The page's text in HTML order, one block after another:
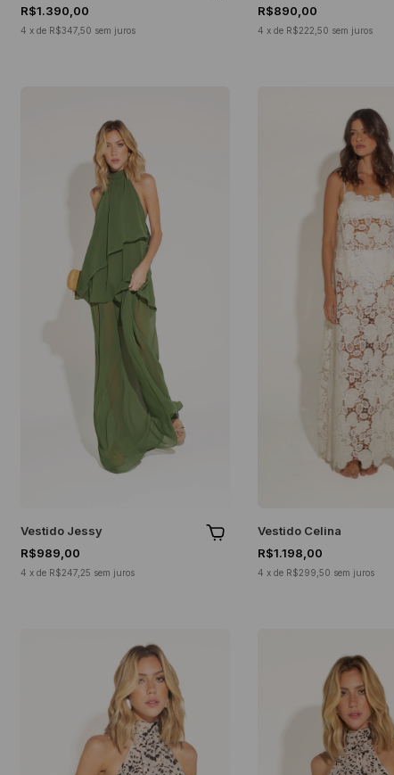
R$1.390,00
4 x de R$347,50 sem juros
R$890,00
4 x de R$222,50 sem juros
Vestido Jessy
R$989,00
4 x de R$247,25 sem juros
Vestido Celina
R$1.198,00
4 x de R$299,50 sem juros